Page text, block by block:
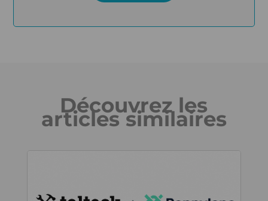
Découvrez les
articles similaires